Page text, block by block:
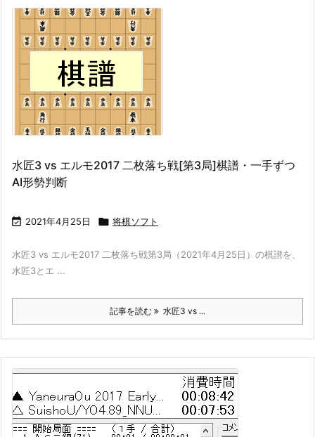
水匠3 vs エルモ2017 二枚落ち戦[第3局]棋譜・一手ずつ
AI形勢判断
 2021年4月25日  将棋ソフト
水匠3 vs エルモ2017 二枚落ち戦第3局（2021年4月25日）の棋譜を、
水匠3とエ ...
記事を読む 水匠3 vs ...